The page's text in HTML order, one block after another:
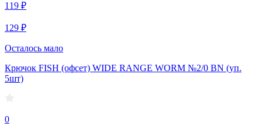
119 ₽
129 ₽
Осталось мало
Крючок FISH (офсет) WIDE RANGE WORM №2/0 BN (уп.
5шт)
0